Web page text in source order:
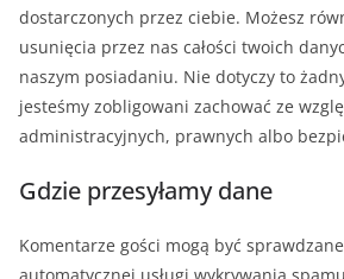
dostarczonych przez ciebie. Możesz
usunięcia przez nas całości twoich
naszym posiadaniu. Nie dotyczy to
jesteśmy zobligowani zachować ze
administracyjnych, prawnych albo
Gdzie przesyłamy dane
Komentarze gości mogą być
automatycznej usługi wykrywania